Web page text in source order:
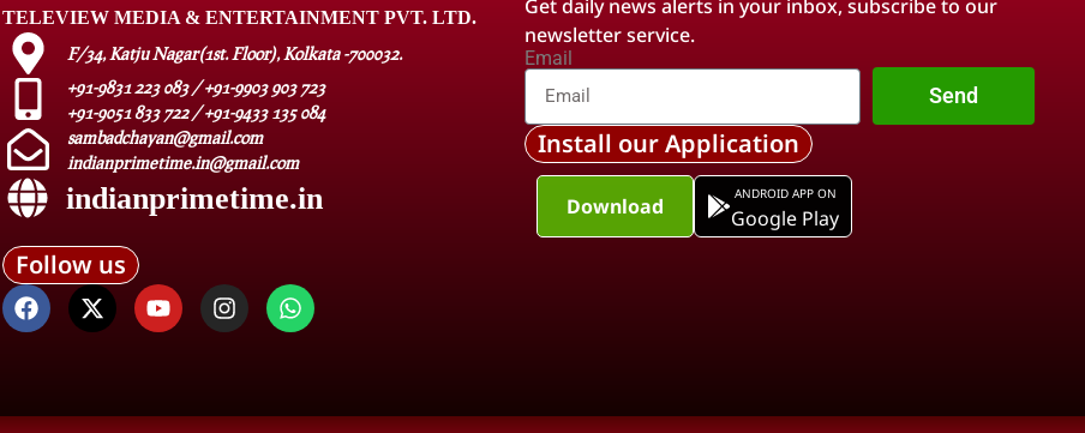
TELEVIEW MEDIA & ENTERTAINMENT PVT. LTD.
F/34, Katju Nagar(1st. Floor), Kolkata -700032.
+91-9831 223 083 / +91-9903 903 723
+91-9051 833 722 / +91-9433 135 084
sambadchayan@gmail.com
indianprimetime.in@gmail.com
indianprimetime.in
Follow us
Get daily news alerts in your inbox, subscribe to our
newsletter service.
Email
Send
Install our Application
Download ANDROID APP ON
Google Play